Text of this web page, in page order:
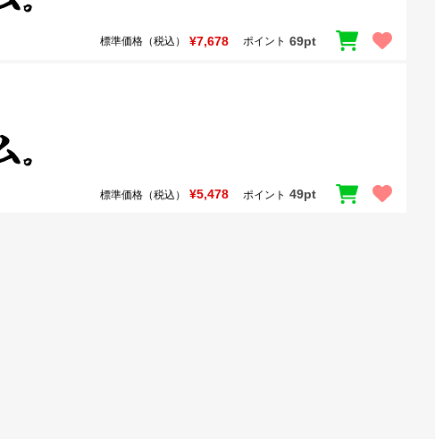
標準価格（税込） ¥7,678 ポイント 69pt
標準価格（税込） ¥5,478 ポイント 49pt